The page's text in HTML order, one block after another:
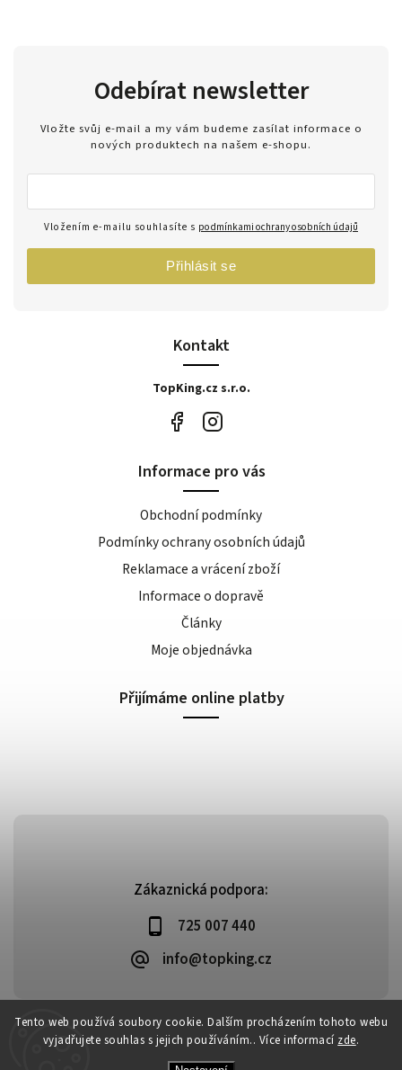
Tento web používá soubory cookie. Dalším procházením tohoto webu
vyjadřujete souhlas s jejich používáním.. Více informací zde.
Zákaznická podpora:
725 007 440
info@topking.cz
Kontakt
TopKing.cz s.r.o.
Odebírat newsletter
Vložte svůj e-mail a my vám budeme zasílat informace o
nových produktech na našem e-shopu.
Vložením e-mailu souhlasíte s podmínkami ochrany osobních údajů
Přihlásit se
Informace pro vás
Obchodní podmínky
Podmínky ochrany osobních údajů
Reklamace a vrácení zboží
Informace o dopravě
Články
Moje objednávka
Přijímáme online platby
Copyright 2026Top King. Všechna práva vyhrazena.
VytvořilShoptet| Design